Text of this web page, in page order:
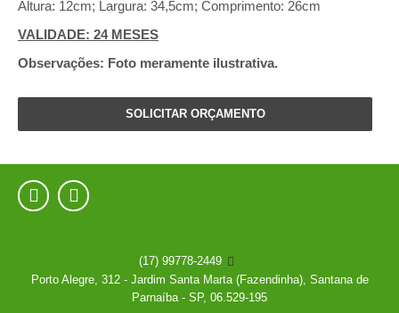
Altura: 12cm; Largura: 34,5cm; Comprimento: 26cm
VALIDADE: 24 MESES
Observações: Foto meramente ilustrativa.
SOLICITAR ORÇAMENTO
 
(17) 99778-2449 
Porto Alegre, 312 - Jardim Santa Marta (Fazendinha), Santana de
Parnaíba - SP, 06.529-195